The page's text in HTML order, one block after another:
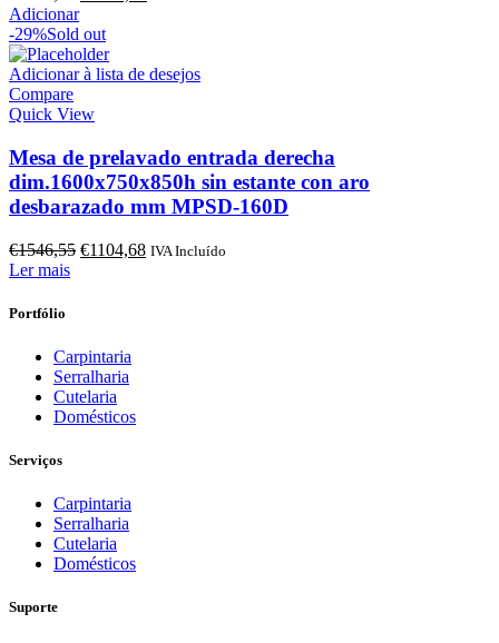
preço
original
era:
€3963,70.€2831,21.
Adicionar
-29%Sold out
Adicionar à lista de desejos
Compare
Quick View
Mesa de prelavado entrada derecha
dim.1600x750x850h sin estante con aro
desbarazado mm MPSD-160D
€1546,55 O
€1104,68OIVA Incluído
Ler mais
Portfólio
Carpintaria
Serralharia
Cutelaria
Domésticos
Serviços
Carpintaria
Serralharia
Cutelaria
Domésticos
Suporte